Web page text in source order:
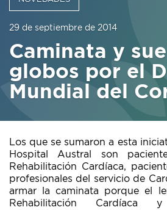
29 de septiembre de 2014
Caminata y
globos por el
Mundial del
Los que se sumaron a esta
Hospital Austral son
Rehabilitación Cardíaca,
profesionales del servicio de
armar la caminata porque el
Rehabilitación Cardíaca